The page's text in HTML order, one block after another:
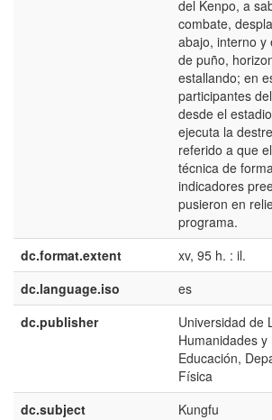
del Kenpo, a
combate,
abajo, interno y
de puño,
estallando; en
participantes
desde el
ejecuta la
referido a que
técnica de
indicadores
pusieron en
programa.
dc.format.extent
xv, 95 h. : il.
dc.language.iso
es
dc.publisher
Universidad de
Humanidades y
Educación,
Física
dc.subject
Kungfu